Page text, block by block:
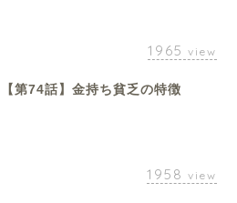
1965 view
【第74話】金持ち貧乏の特徴
1958 view